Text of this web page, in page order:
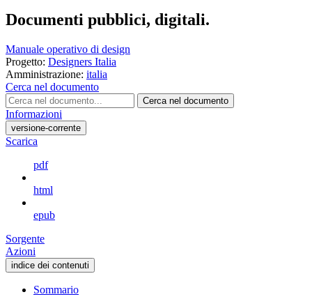
Documenti pubblici, digitali.
Manuale operativo di design
Progetto: Designers Italia
Amministrazione: italia
Cerca nel documento
Cerca nel documento
Informazioni
versione-corrente
Scarica
pdf
html
epub
Sorgente
Azioni
indice dei contenuti
Sommario